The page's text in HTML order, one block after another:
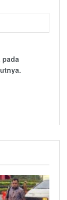
pada